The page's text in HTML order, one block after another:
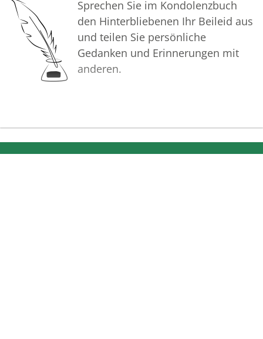
Sprechen Sie im Kondolenzbuch
den Hinterbliebenen Ihr Beileid aus
und teilen Sie persönliche
Gedanken und Erinnerungen mit
anderen.